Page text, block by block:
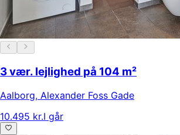
3 vær. lejlighed på 104 m²
Aalborg, Alexander Foss Gade
10.495 kr.I går